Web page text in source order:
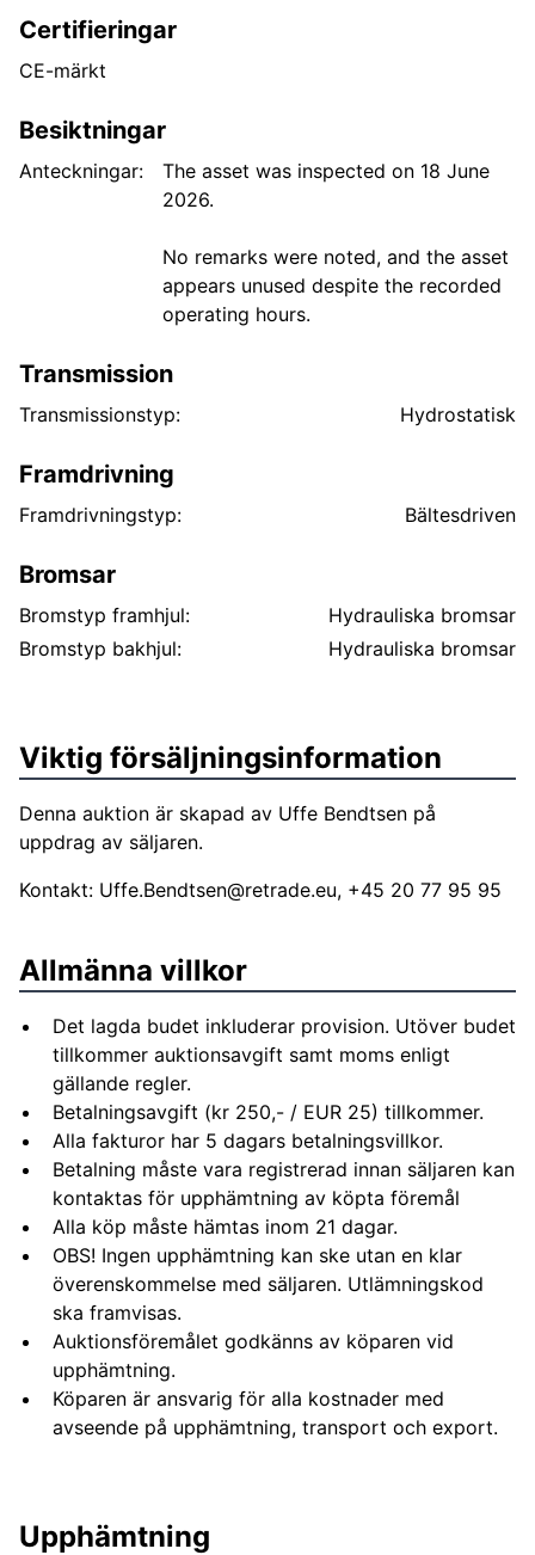
Certifieringar
CE-märkt
Besiktningar
Anteckningar:
The asset was inspected on 18 June
2026.
No remarks were noted, and the asset
appears unused despite the recorded
operating hours.
Transmission
Transmissionstyp: Hydrostatisk
Framdrivning
Framdrivningstyp: Bältesdriven
Bromsar
Bromstyp framhjul:
Hydrauliska bromsar
Bromstyp bakhjul:
Hydrauliska bromsar
Viktig försäljningsinformation
Denna auktion är skapad av Uffe Bendtsen på
uppdrag av säljaren.
Kontakt: Uffe.Bendtsen@retrade.eu, +45 20 77 95 95
Allmänna villkor
Det lagda budet inkluderar provision. Utöver budet
tillkommer auktionsavgift samt moms enligt
gällande regler.
Betalningsavgift (kr 250,- / EUR 25) tillkommer.
Alla fakturor har 5 dagars betalningsvillkor.
Betalning måste vara registrerad innan säljaren kan
kontaktas för upphämtning av köpta föremål
Alla köp måste hämtas inom 21 dagar.
OBS! Ingen upphämtning kan ske utan en klar
överenskommelse med säljaren. Utlämningskod
ska framvisas.
Auktionsföremålet godkänns av köparen vid
upphämtning.
Köparen är ansvarig för alla kostnader med
avseende på upphämtning, transport och export.
Upphämtning